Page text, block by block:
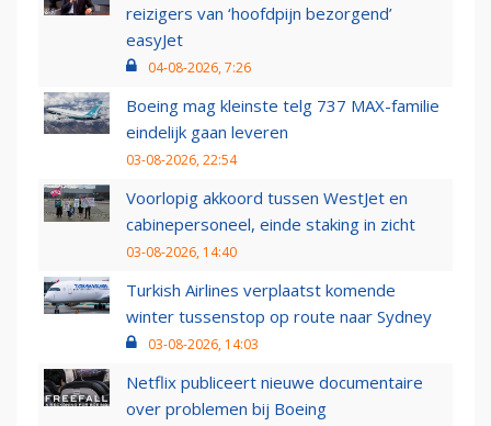
reizigers van ‘hoofdpijn bezorgend’
easyJet
04-08-2026, 7:26
Boeing mag kleinste telg 737 MAX-familie
eindelijk gaan leveren
03-08-2026, 22:54
Voorlopig akkoord tussen WestJet en
cabinepersoneel, einde staking in zicht
03-08-2026, 14:40
Turkish Airlines verplaatst komende
winter tussenstop op route naar Sydney
03-08-2026, 14:03
Netflix publiceert nieuwe documentaire
over problemen bij Boeing